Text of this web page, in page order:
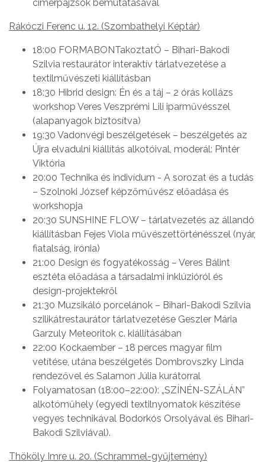
címerpajzsok bemutatásával
Rákóczi Ferenc u. 12. (Szombathelyi Képtár)
18:00 FORMABONTakoztatÓ – Bihari-Bakodi
Szilvia restaurátor interaktív tárlatvezetése a
textilművészeti kiállításban
18:30 Hibrid design: Én és a táj – 2 órás kollázs
workshop Veres Veszprémi Lili iparművésszel
(alapanyagok biztosítva)
19:30 Vadonvégi beszélgetések – beszélgetés az
Újra elvadulni kiállítás alkotóival, moderál: Pintér
Viktória
20:00 Technika és indivídum - A sorozat és a tudás
– Szolnoki József képzőművész előadása és
workshopja
20:30 SUNSHINE FLOW – tárlatvezetés az állandó
kiállításban Fejes Viola művészettörténésszel (nyár,
fiatalság, irónia)
21:00 Design és fogyatékosság – Veres Bálint
esztéta előadása a társadalmi inklúzióról és
design-projektekről
21:30 Muzsikáló porcelánok – Bihari-Bakodi Szilvia
szilikátrestaurátor tárlatvezetése Geszler Mária
Garzuly Meteoritok c. kiállításában
22:00 Kockaember – 18 perces magyar film
vetítése, utána beszélgetés Dombrovszky Linda
rendezővel és Salamon Júlia kurátorral
Folyamatosan (18:00–22:00): „SZÍNÉN-SZÁLÁN”
alkotóműhely (egyedi textilnyomatok készítése
vegyes technikával Bodorkós Orsolyával és Bihari-
Bakodi Szilviával).
Thököly Imre u. 20. (Schrammel-gyűjtemény)